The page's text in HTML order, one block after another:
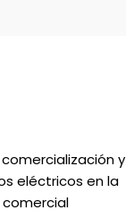
y
eléctricos en la
comercial